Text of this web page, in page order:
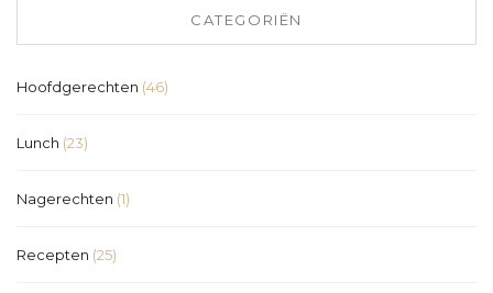
CATEGORIËN
Hoofdgerechten (46)
Lunch (23)
Nagerechten (1)
Recepten (25)